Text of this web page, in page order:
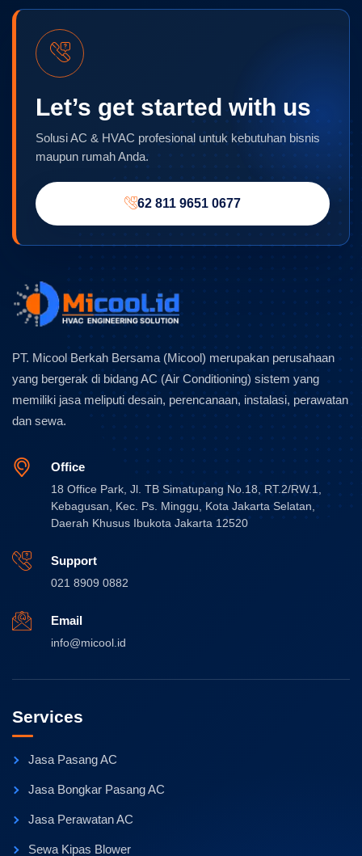
Let’s get started with us
Solusi AC & HVAC profesional untuk kebutuhan bisnis
maupun rumah Anda.
62 811 9651 0677
PT. Micool Berkah Bersama (Micool) merupakan perusahaan
yang bergerak di bidang AC (Air Conditioning) sistem yang
memiliki jasa meliputi desain, perencanaan, instalasi, perawatan
dan sewa.
Office
18 Office Park, Jl. TB Simatupang No.18, RT.2/RW.1,
Kebagusan, Kec. Ps. Minggu, Kota Jakarta Selatan,
Daerah Khusus Ibukota Jakarta 12520
Support
021 8909 0882
Email
info@micool.id
Services
Jasa Pasang AC
Jasa Bongkar Pasang AC
Jasa Perawatan AC
Sewa Kipas Blower